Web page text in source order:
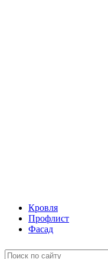
Кровля
Профлист
Фасад